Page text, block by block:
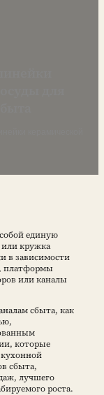
единую
или кружка
в зависимости
платформы
или каналы
сбыта, как
которые
сбыта,
лучшего
роста.